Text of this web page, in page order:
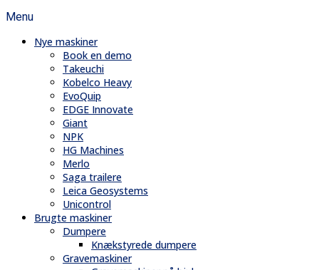
Menu
Nye maskiner
Book en demo
Takeuchi
Kobelco Heavy
EvoQuip
EDGE Innovate
Giant
NPK
HG Machines
Merlo
Saga trailere
Leica Geosystems
Unicontrol
Brugte maskiner
Dumpere
Knækstyrede dumpere
Gravemaskiner